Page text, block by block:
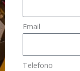
Email
Telefono